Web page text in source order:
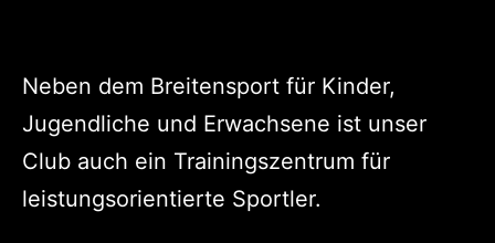
Neben dem Breitensport für Kinder,
Jugendliche und Erwachsene ist unser
Club auch ein Trainingszentrum für
leistungsorientierte Sportler.